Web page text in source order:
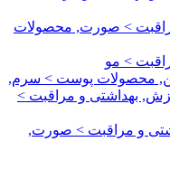
> صورت, محصولات
> مو
محصولات پوست > سرم,
بهداشتی و مراقبت >
و مراقبت > صورت,